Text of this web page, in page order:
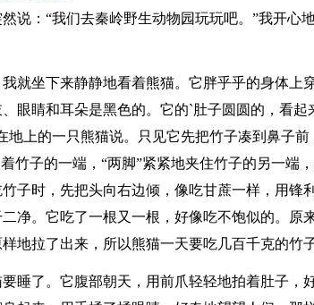
说：“我们去秦岭野生动物园玩玩吧。”我开心
就坐下来静静地看着熊猫。它胖乎乎的身体上
眼睛和耳朵是黑色的。它的`肚子圆圆的，看起
地上的一只熊猫说。只见它先把竹子凑到鼻子
竹子的一端，“两脚”紧紧地夹住竹子的另一端
子时，先把头向右边倾，像吃甘蔗一样，用锋
净。它吃了一根又一根，好像吃不饱似的。原
地拉了出来，所以熊猫一天要吃几百千克的竹子
睡了。它腹部朝天，用前爪轻轻地拍着肚子，